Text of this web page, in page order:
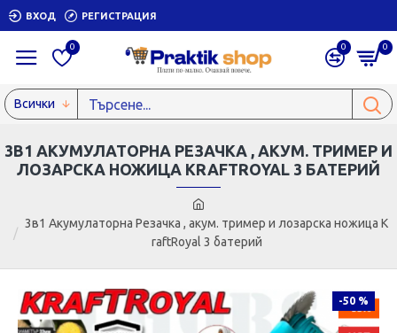
ВХОД РЕГИСТРАЦИЯ
0 0 0
Всички
3в1 Акумулаторна Резачка , акум. тример и лозарска ножица K
raftRoyal 3 батерий
3В1 АКУМУЛАТОРНА РЕЗАЧКА , АКУМ. ТРИМЕР И
ЛОЗАРСКА НОЖИЦА KRAFTROYAL 3 БАТЕРИЙ
-50 %